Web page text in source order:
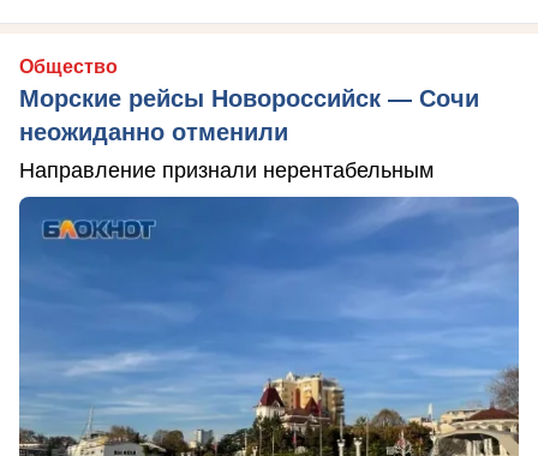
Общество
Морские рейсы Новороссийск — Сочи
неожиданно отменили
Направление признали нерентабельным